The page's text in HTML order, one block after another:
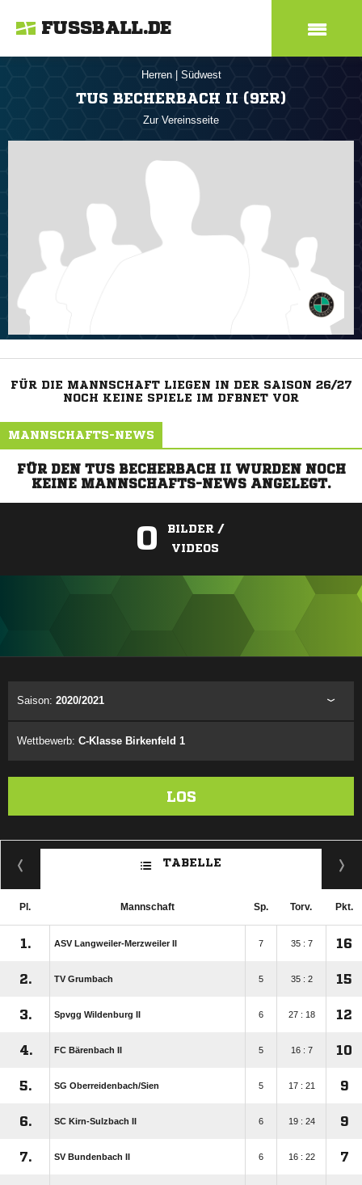
FUSSBALL.DE
Herren Südwest
TUS BECHERBACH II (9ER)
Zur Vereinsseite
FÜR DIE MANNSCHAFT LIEGEN IN DER SAISON 26/27
NOCH KEINE SPIELE IM DFBNET VOR
MANNSCHAFTS-NEWS
FÜR DEN TUS BECHERBACH II WURDEN NOCH
KEINE MANNSCHAFTS-NEWS ANGELEGT.
0
BILDER /
VIDEOS
Saison: 2020/2021
Wettbewerb: C-Klasse Birkenfeld 1
LOS
TABELLE
Pl. Mannschaft Sp. Torv. Pkt.
1. ASV Langweiler-Merzweiler II 7 35 : 7 16
2. TV Grumbach 5 35 : 2 15
3. Spvgg Wildenburg II 6 27 : 18 12
4. FC Bärenbach II 5 16 : 7 10
5. SG Oberreidenbach/​Sien 5 17 : 21 9
6. SC Kirn-Sulzbach II 6 19 : 24 9
7. SV Bundenbach II 6 16 : 22 7